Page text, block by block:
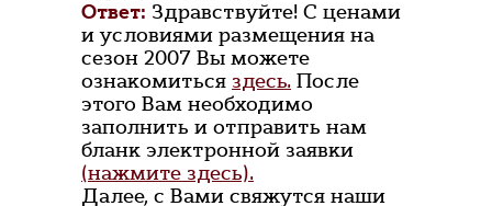
Ответ: Здравствуйте! С ценами
и условиями размещения на
сезон 2007 Вы можете
ознакомиться здесь. После
этого Вам необходимо
заполнить и отправить нам
бланк электронной заявки
(нажмите здесь).
Далее, с Вами свяжутся наши